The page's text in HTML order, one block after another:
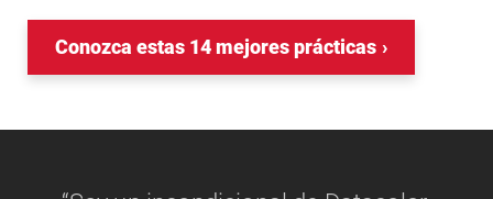
Conozca estas 14 mejores prácticas